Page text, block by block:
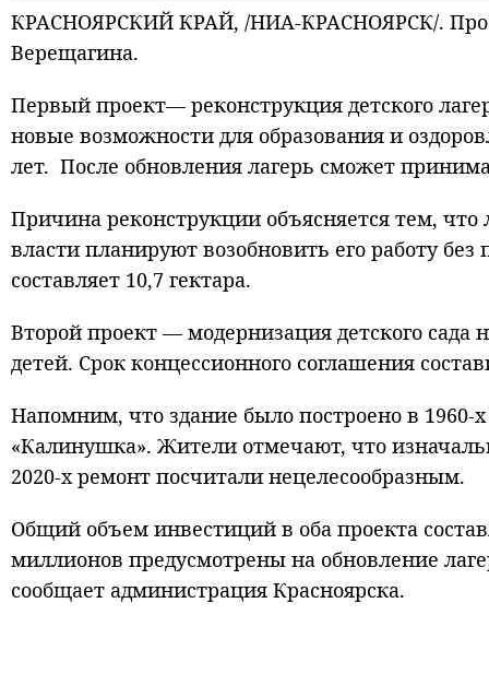
КРАСНОЯРСКИЙ КРАЙ, /НИА-КРАСНОЯРСК/.
Верещагина.
Первый проект— реконструкция детского
новые возможности для образования и
лет. После обновления лагерь сможет
Причина реконструкции объясняется тем, что
власти планируют возобновить его работу
составляет 10,7 гектара.
Второй проект — модернизация детского
детей. Срок концессионного соглашения
Напомним, что здание было построено в 1960-
«Калинушка». Жители отмечают, что
2020-х ремонт посчитали нецелесообразным.
Общий объем инвестиций в оба проекта
миллионов предусмотрены на обновление
сообщает администрация Красноярска.